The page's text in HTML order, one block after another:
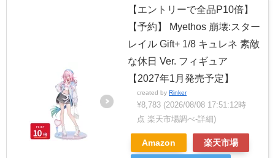
【エントリーで全品P10倍】
【予約】 Myethos 崩壊:スター
レイル Gift+ 1/8 キュレネ 素敵
な休日 Ver. フィギュア
【2027年1月発売予定】
created by Rinker
¥8,783 (2026/08/08 17:51:12時
点 楽天市場調べ-詳細)
Amazon 楽天市場